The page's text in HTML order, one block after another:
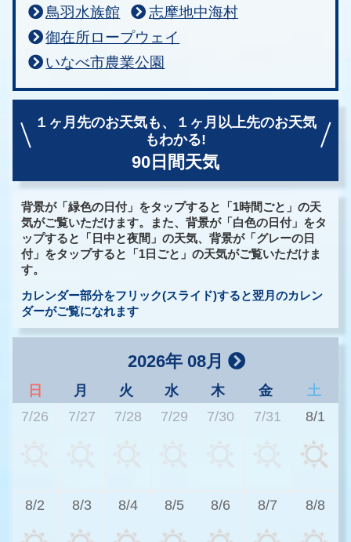
鳥羽水族館
志摩地中海村
御在所ロープウェイ
いなべ市農業公園
１ヶ月先のお天気も、
１ヶ月以上先のお天気
もわかる!
90日間天気
背景が「緑色の日付」をタップすると「1時間ごと」の天
気がご覧いただけます。また、背景が「白色の日付」をタ
ップすると「日中と夜間」の天気、背景が「グレーの日
付」をタップすると「1日ごと」の天気がご覧いただけま
す。
カレンダー部分をフリック(スライド)すると翌月のカレン
ダーがご覧になれます
2026年 08月
日 月 火 水 木 金
土
7/26
7/27 7/28 7/29 7/30 7/31 8/1
8/2 8/3 8/4 8/5 8/6 8/7 8/8